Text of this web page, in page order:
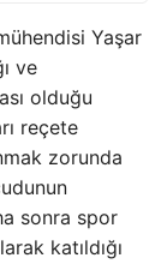
Yaşar
ve
olduğu
reçete
zorunda
sonra spor
katıldığı